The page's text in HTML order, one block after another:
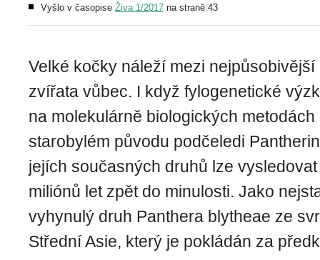
Vyšlo v časopise Živa 1/2017 na straně 43
Velké kočky náleží mezi
zvířata vůbec. I když fylogenetické
na molekulárně biologických
starobylém původu podčeledi
jejích současných druhů lze
miliónů let zpět do minulosti. Jako
vyhynulý druh Panthera blytheae ze
Střední Asie, který je pokládán za